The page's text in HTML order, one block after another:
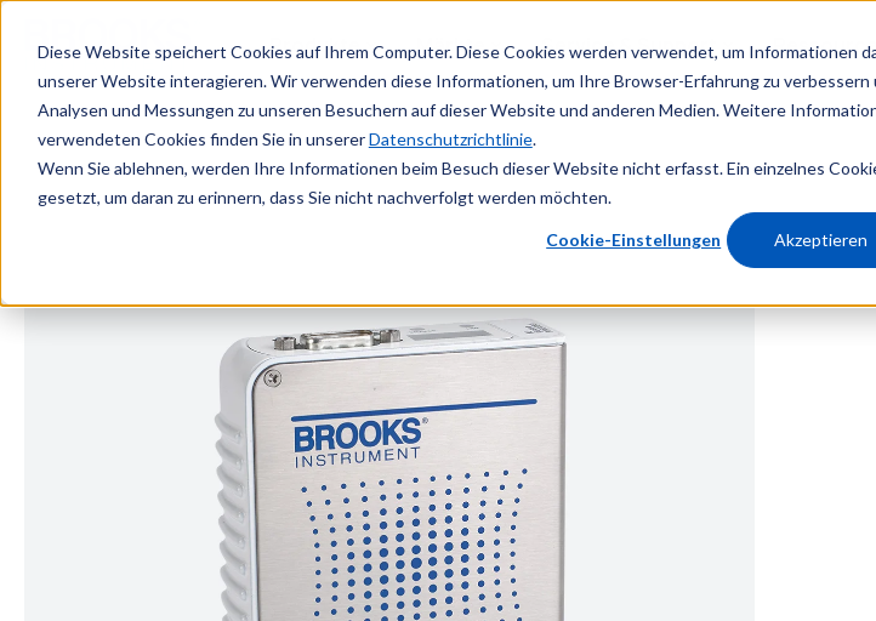
Diese Website speichert Cookies auf Ihrem Computer. Diese Cookies werden verwendet, um Informationen
unserer Website interagieren. Wir verwenden diese Informationen, um Ihre Browser-Erfahrung zu verbessern
Analysen und Messungen zu unseren Besuchern auf dieser Website und anderen Medien. Weitere
verwendeten Cookies finden Sie in unsererDatenschutzrichtlinie.
Wenn Sie ablehnen, werden Ihre Informationen beim Besuch dieser Website nicht erfasst. Ein einzelnes
gesetzt, um daran zu erinnern, dass Sie nicht nachverfolgt werden möchten.
Cookie-Einstellungen Akzeptieren
Zum Hauptinhalt springen
Produkte Märkte Service & Support